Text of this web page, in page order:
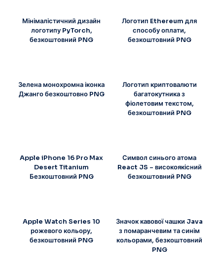
Мінімалістичний дизайн
логотипу PyTorch,
безкоштовний PNG
Логотип Ethereum для
способу оплати,
безкоштовний PNG
Зелена монохромна іконка
Джанго безкоштовно PNG
Логотип криптовалюти
багатокутника з
фіолетовим текстом,
безкоштовний PNG
Apple iPhone 16 Pro Max
Desert Titanium
Безкоштовний PNG
Символ синього атома
React JS – високоякісний
безкоштовний PNG
Apple Watch Series 10
рожевого кольору,
безкоштовний PNG
Значок кавової чашки Java
з помаранчевим та синім
кольорами, безкоштовний
PNG